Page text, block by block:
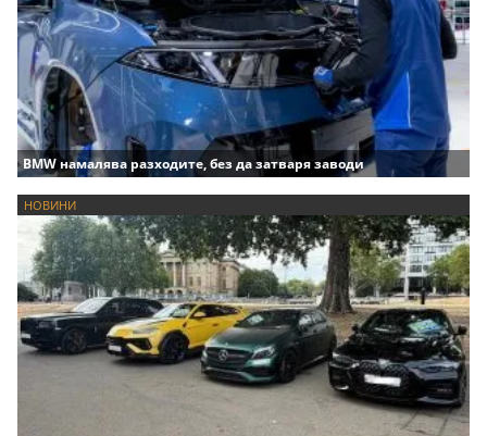
BMW намалява разходите, без да затваря заводи
НОВИНИ